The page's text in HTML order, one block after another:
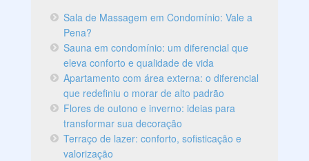
Sala de Massagem em Condomínio: Vale a
Pena?
Sauna em condomínio: um diferencial que
eleva conforto e qualidade de vida
Apartamento com área externa: o diferencial
que redefiniu o morar de alto padrão
Flores de outono e inverno: ideias para
transformar sua decoração
Terraço de lazer: conforto, sofisticação e
valorização